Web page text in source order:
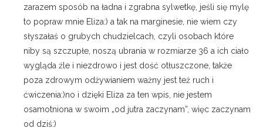
zarazem sposób na ładna i zgrabna sylwetkę, jeśli się mylę
to popraw mnie Eliza:) a tak na marginesie, nie wiem czy
słyszałaś o grubych chudzielcach, czyli osobach które
niby są szczupłe, noszą ubrania w rozmiarze 36 a ich ciało
wygląda źle i niezdrowo i jest dość otłuszczone, także
poza zdrowym odżywianiem ważny jest też ruch i
ćwiczenia:)no i dzięki Eliza za ten wpis, nie jestem
osamotniona w swoim „od jutra zaczynam”, więc zaczynam
od dziś:)